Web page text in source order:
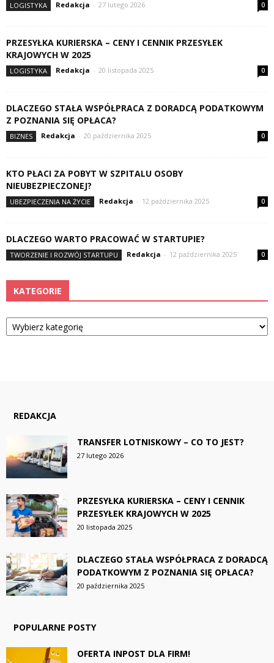
LOGISTYKA Redakcja - 27 lutego 2026 0
PRZESYŁKA KURIERSKA – CENY I CENNIK PRZESYŁEK
KRAJOWYCH W 2025
LOGISTYKA Redakcja - 20 listopada 2025 0
DLACZEGO STAŁA WSPÓŁPRACA Z DORADCĄ PODATKOWYM
Z POZNANIA SIĘ OPŁACA?
BIZNES Redakcja - 20 października 2025 0
KTO PŁACI ZA POBYT W SZPITALU OSOBY
NIEUBEZPIECZONEJ?
UBEZPIECZENIA NA ŻYCIE Redakcja - 12 października 2025 0
DLACZEGO WARTO PRACOWAĆ W STARTUPIE?
TWORZENIE I ROZWÓJ STARTUPU Redakcja - 12 października 2025 0
KATEGORIE
Kategorie
REDAKCJA
TRANSFER LOTNISKOWY – CO TO JEST?
27 lutego 2026
PRZESYŁKA KURIERSKA – CENY I CENNIK
PRZESYŁEK KRAJOWYCH W 2025
20 listopada 2025
DLACZEGO STAŁA WSPÓŁPRACA Z DORADCĄ
PODATKOWYM Z POZNANIA SIĘ OPŁACA?
20 października 2025
POPULARNE POSTY
OFERTA INPOST DLA FIRM!